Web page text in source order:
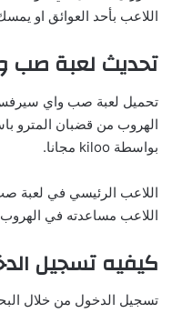
اللاعب بأحد العوائق او
تحديث لعبة صب واي 2022 أخر
تحميل لعبة صب واي
الهروب من قضبان المترو
بواسطة kiloo مجانا.
اللاعب الرئيسي في لعبة
اللاعب مساعدته في
كيفيه تسجيل
تسجيل الدخول من خلال